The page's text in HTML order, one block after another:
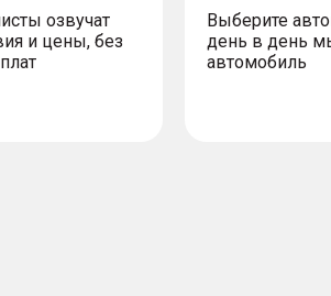
озвучат
и цены, без
Выберите
день в день
автомобиль